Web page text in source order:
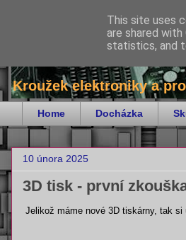
bitKrnov -
Kroužek elektroniky a
Home Docházka
10 února 2025
3D tisk - první
Jelikož máme nové 3D tiskárny, tak si
This site uses
are shared
statistics, and